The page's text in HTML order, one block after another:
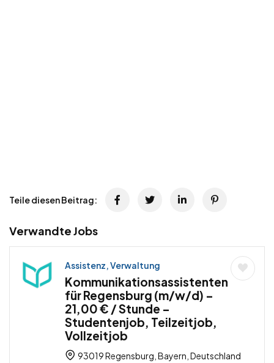
Teile diesen Beitrag:
Verwandte Jobs
Assistenz, Verwaltung
Kommunikationsassistenten
für Regensburg (m/w/d) –
21,00 € / Stunde –
Studentenjob, Teilzeitjob,
Vollzeitjob
93019 Regensburg, Bayern, Deutschland